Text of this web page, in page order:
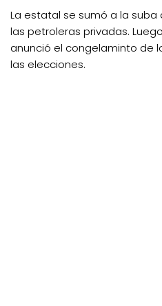
La estatal se sumó a la
las petroleras privadas.
anunció el congelaminto de
las elecciones.